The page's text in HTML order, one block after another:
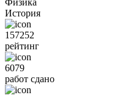
Физика
История
157252
рейтинг
6079
работ сдано